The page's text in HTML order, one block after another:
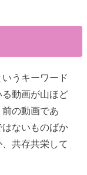
うキーワード
動画が山ほど
の動画であ
ないものばか
共存共栄して